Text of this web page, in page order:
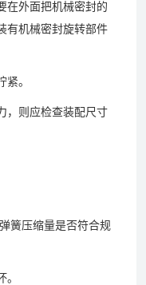
在外面把机械密封的
有机械密封旋转部件
紧。
，则应检查装配尺寸
簧压缩量是否符合规